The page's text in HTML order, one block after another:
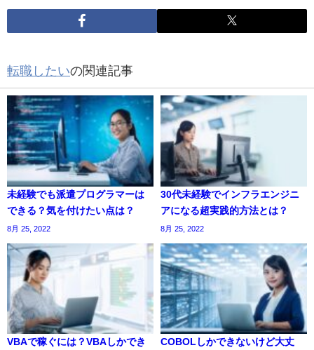
転職したいの関連記事
未経験でも派遣プログラマーは
できる？気を付けたい点は？
8月 25, 2022
30代未経験でインフラエンジニ
アになる超実践的方法とは？
8月 25, 2022
VBAで稼ぐには？VBAしかでき COBOLしかできないけど大丈